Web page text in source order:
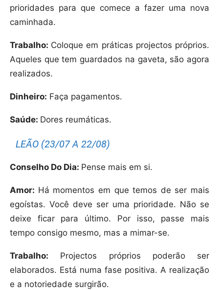
prioridades para que comece a fazer uma nova
caminhada.
Trabalho: Coloque em práticas projectos próprios.
Aqueles que tem guardados na gaveta, são agora
realizados.
Dinheiro: Faça pagamentos.
Saúde: Dores reumáticas.
LEÃO (23/07 A 22/08)
Conselho Do Dia: Pense mais em si.
Amor: Há momentos em que temos de ser mais
egoístas. Você deve ser uma prioridade. Não se
deixe ficar para último. Por isso, passe mais
tempo consigo mesmo, mas a mimar-se.
Trabalho: Projectos próprios poderão ser
elaborados. Está numa fase positiva. A realização
e a notoriedade surgirão.